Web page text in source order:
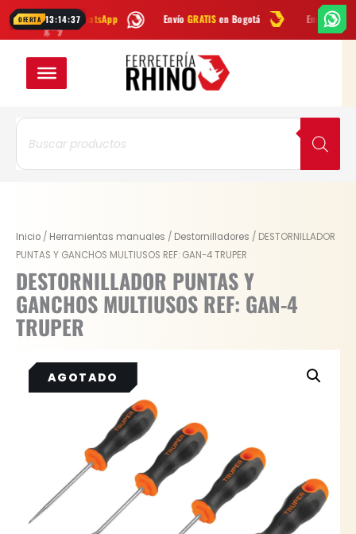
OFERTA 13:14:37
porWhatsApp Envío GRATISen Bogotá Envío gratis a todo
contenido
Búsqueda
productos
Inicio / Herramientas manuales / Destornilladores / DESTORNILLADOR
PUNTAS Y GANCHOS MULTIUSOS REF: GAN-4 TRUPER
DESTORNILLADOR PUNTAS Y
GANCHOS MULTIUSOS REF: GAN-4
TRUPER
Original
price
was:
$ 19.300.
Current
price
is:
$ 15.440.